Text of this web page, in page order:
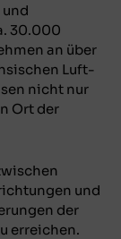
30.000
an über
Luft-
nicht nur
Ort der
und
der
erreichen.